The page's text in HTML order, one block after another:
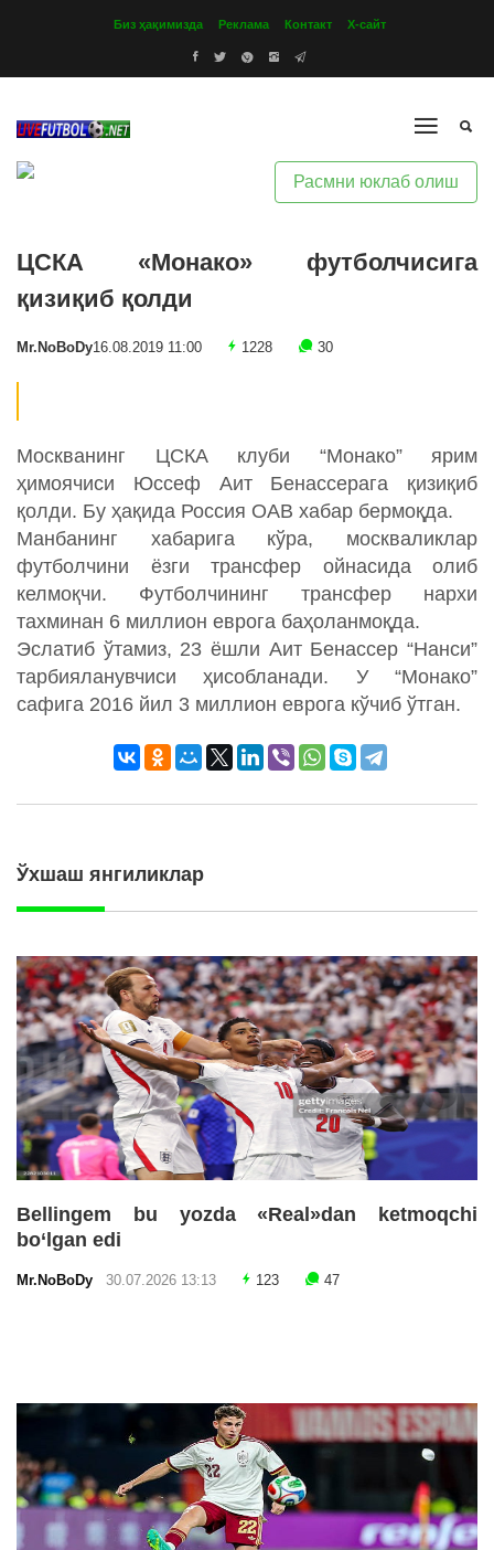
Биз ҳақимизда Реклама Контакт Х-сайт
Расмни юклаб олиш
ЦСКА «Монако» футболчисига
қизиқиб қолди
Mr.NoBoDy16.08.2019 11:00 1228 30
Москванинг ЦСКА клуби “Монако” ярим
ҳимоячиси Юссеф Аит Бенассерага қизиқиб
қолди. Бу ҳақида Россия ОАВ хабар бермоқда.
Манбанинг хабарига кўра, москваликлар
футболчини ёзги трансфер ойнасида олиб
келмоқчи. Футболчининг трансфер нархи
тахминан 6 миллион еврога баҳоланмоқда.
Эслатиб ўтамиз, 23 ёшли Аит Бенассер “Нанси”
тарбияланувчиси ҳисобланади. У “Монако”
сафига 2016 йил 3 миллион еврога кўчиб ўтган.
Ўхшаш янгиликлар
Bellingem bu yozda «Real»dan ketmoqchi
bo‘lgan edi
Mr.NoBoDy 30.07.2026 13:13 123 47